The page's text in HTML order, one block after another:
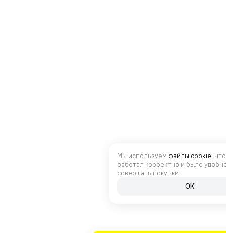
Мы используем файлы cookie,
работал корректно и было
совершать покупки
OK